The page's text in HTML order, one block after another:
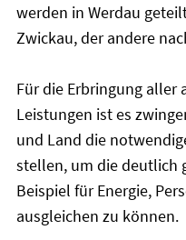
werden in Werdau
Zwickau, der andere
Für die Erbringung aller
Leistungen ist es
und Land die
stellen, um die deutlich
Beispiel für Energie,
ausgleichen zu können.